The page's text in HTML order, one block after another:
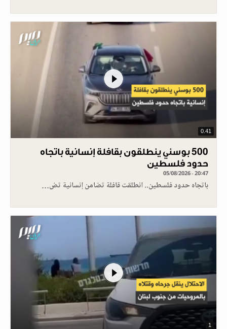
0.41
500 بوسني ينطلقون بقافلة إنسانية باتجاه
حدود فلسطين
05/08/2026 - 20:47
باتجاه حدود فلسطين.. انطلقت قافلة تضامن إنسانية تض…
1